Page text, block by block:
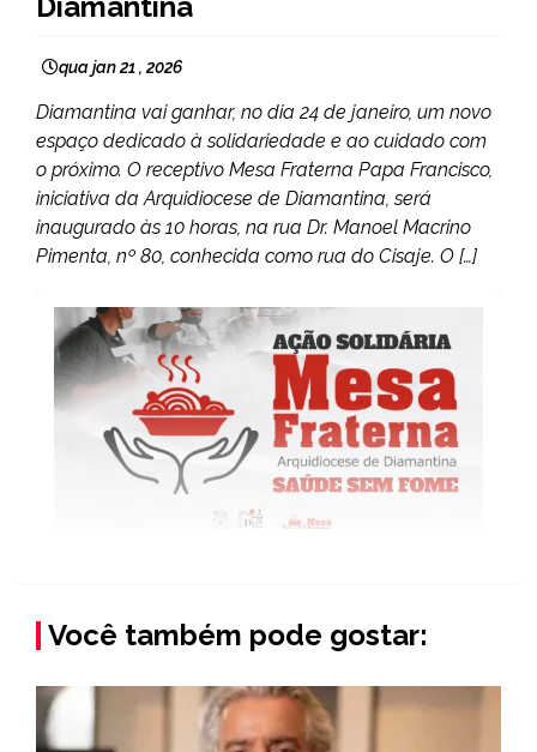
qua jan 21 , 2026
Diamantina vai ganhar, no dia 24 de janeiro, um novo
espaço dedicado à solidariedade e ao cuidado com
o próximo. O receptivo Mesa Fraterna Papa Francisco,
iniciativa da Arquidiocese de Diamantina, será
inaugurado às 10 horas, na rua Dr. Manoel Macrino
Pimenta, nº 80, conhecida como rua do Cisaje. O […]
Você também pode gostar: